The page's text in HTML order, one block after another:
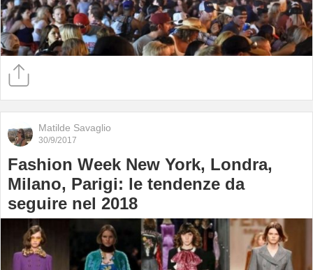
Matilde Savaglio
30/9/2017
Fashion Week New York, Londra,
Milano, Parigi: le tendenze da
seguire nel 2018